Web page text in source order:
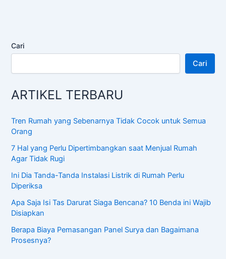
Cari
Cari
ARTIKEL TERBARU
Tren Rumah yang Sebenarnya Tidak Cocok untuk Semua
Orang
7 Hal yang Perlu Dipertimbangkan saat Menjual Rumah
Agar Tidak Rugi
Ini Dia Tanda-Tanda Instalasi Listrik di Rumah Perlu
Diperiksa
Apa Saja Isi Tas Darurat Siaga Bencana? 10 Benda ini Wajib
Disiapkan
Berapa Biaya Pemasangan Panel Surya dan Bagaimana
Prosesnya?